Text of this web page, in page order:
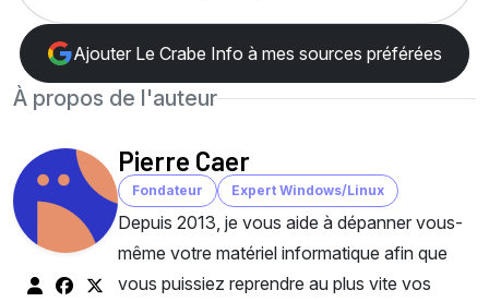
Ajouter Le Crabe Info à mes sources préférées
À propos de l'auteur
Pierre Caer
Fondateur Expert Windows/Linux
Depuis 2013, je vous aide à dépanner vous-
même votre matériel informatique afin que
vous puissiez reprendre au plus vite vos